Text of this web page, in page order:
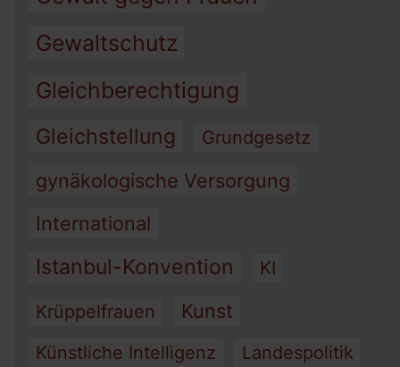
Gewaltschutz
Gleichberechtigung
Gleichstellung Grundgesetz
gynäkologische Versorgung
International
Istanbul-Konvention KI
Krüppelfrauen Kunst
Künstliche Intelligenz Landespolitik